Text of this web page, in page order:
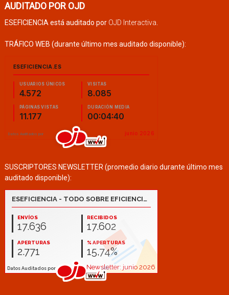
AUDITADO POR OJD
ESEFICIENCIA está auditado por OJD Interactiva.
TRÁFICO WEB (durante último mes auditado disponible):
SUSCRIPTORES NEWSLETTER (promedio diario durante último mes
auditado disponible):